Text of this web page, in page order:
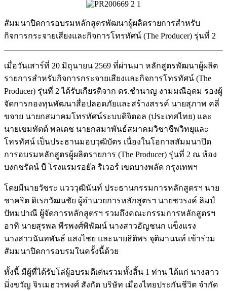
สัมมนาปิดการอบรมหลักสูตรพัฒนาผู้ผลิตรายการสำหรับ
กิจการกระจายเสียงและกิจการโทรทัศน์ (The Producer) รุ่นที่ 2
เมื่อวันเสาร์ที่ 20 มิถุนายน 2569 ที่ผ่านมา หลักสูตรพัฒนาผู้ผลิต
รายการสำหรับกิจการกระจายเสียงและกิจการโทรทัศน์ (The
Producer) รุ่นที่ 2 ได้รับเกียรติจาก ดร.ชำนาญ งามมณีอุดม รองผู้
จัดการกองทุนพัฒนาสื่อปลอดภัยและสร้างสรรค์ นายสุภาพ คลี่
ขจาย นายกสมาคมโทรทัศน์ระบบดิจิตอล (ประเทศไทย) และ
นายเขมทัตต์ พลเดช นายกสมาพันธ์สมาคมวิชาชีพวิทยุและ
โทรทัศน์ เป็นประธานมอบวุฒิบัตร เนื่องในโอกาสสัมมนาปิด
การอบรมหลักสูตรผู้ผลิตรายการ (The Producer) รุ่นที่ 2 ณ ห้อง
บงกชรัตน์ บี โรงแรมรอยัล ริเวอร์ เขตบางพลัด กรุงเทพฯ
โดยมีนายวัชระ แวววุฒินันท์ ประธานกรรมการหลักสูตรฯ นาย
ชาคริต ดิเรกวัฒนชัย ผู้อำนวยการหลักสูตรฯ นายชวรงค์ ลิมป์
ปัทมปาณี ผู้จัดการหลักสูตรฯ รวมถึงคณะกรรมการหลักสูตรฯ
อาทิ นายสุรพล พีรพงศ์พิพัฒน์ นางสาวอัญชนก แข็งแรง
นางสาวนันทพันธ์ แสงไชย และนายธิติพร จุติมานนท์ เข้าร่วม
สัมมนาปิดการอบรมในครั้งนี้ด้วย
ทั้งนี้ มีผู้ที่ได้รับโล่ผู้อบรมดีเด่นรวมทั้งสิ้น 1 ท่าน ได้แก่ นางสาว
มิ่งขวัญ จิรเมธวรพงศ์ สังกัด บริษัท เมืองไทยประกันชีวิต จำกัด